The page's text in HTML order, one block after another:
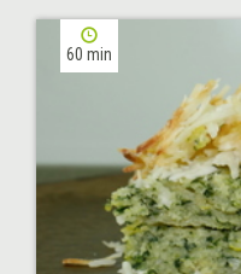
60 min